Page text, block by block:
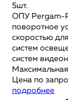
5шт.
ОПУ Pergam-
поворотное
скоростью
систем
систем
Максимальная
Цена по
подробнее